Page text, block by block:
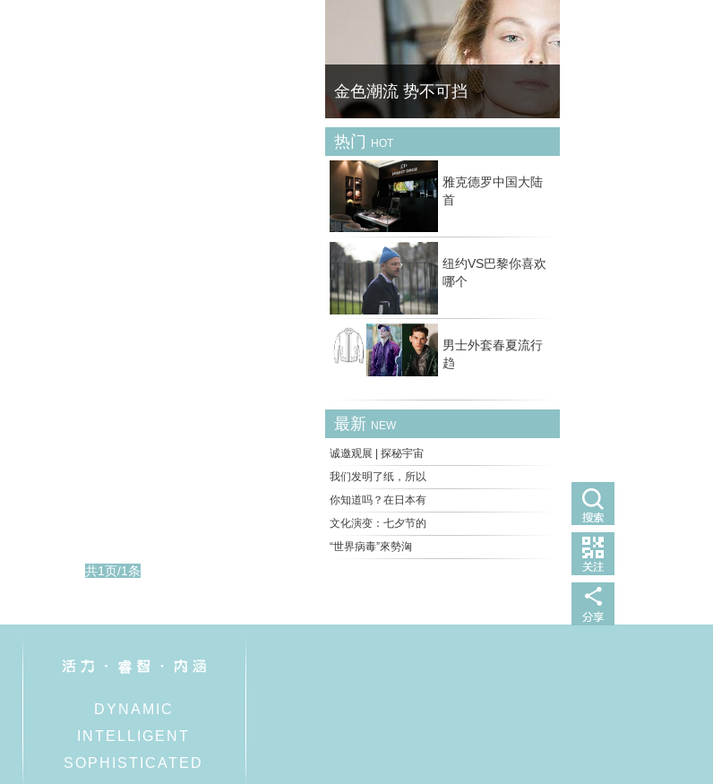
平日梳头在梳子上缠上脱发是十分常见的，积
久了看着非常不舒服。 菁华 ( FineBornChina
)教你快速清理梳子的残余头发。
金色潮流 势不可挡
黄金首饰是一种风格多变的珠宝配饰 , 它可经
典可休闲可时尚可古典，关键在于你的着装与
场合。然而 , 最经典的莫过于简约款式 , 如果
你希望入手的黄金配饰能持续好几季，那么选
择
热门 HOT
雅克德罗中国大陆
首
纽约VS巴黎你喜欢
哪个
男士外套春夏流行
趋
最新 NEW
诚邀观展 | 探秘宇宙
我们发明了纸，所以
你知道吗？在日本有
文化演变：七夕节的
“世界病毒”來勢洶
共1页/1条
DYNAMIC
INTELLIGENT
SOPHISTICATED